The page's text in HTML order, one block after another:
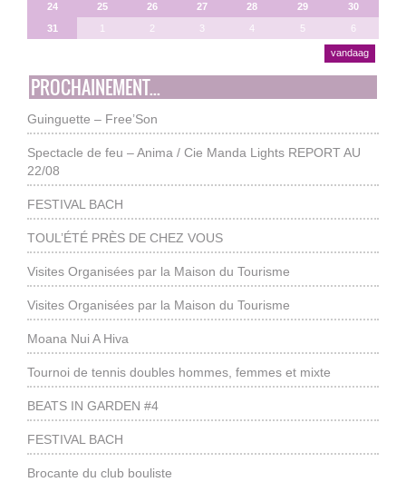
24
25 26 27 28 29
30
31
2 3 4 5 6
vandaag
PROCHAINEMENT...
Guinguette – Free’Son
Spectacle de feu – Anima / Cie Manda Lights REPORT AU
22/08
FESTIVAL BACH
TOUL’ÉTÉ PRÈS DE CHEZ VOUS
Visites Organisées par la Maison du Tourisme
Visites Organisées par la Maison du Tourisme
Moana Nui A Hiva
Tournoi de tennis doubles hommes, femmes et mixte
BEATS IN GARDEN #4
FESTIVAL BACH
Brocante du club bouliste